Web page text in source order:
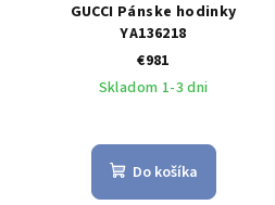
GUCCI Pánske hodinky
YA136218
€981
Skladom 1-3 dni
Do košíka